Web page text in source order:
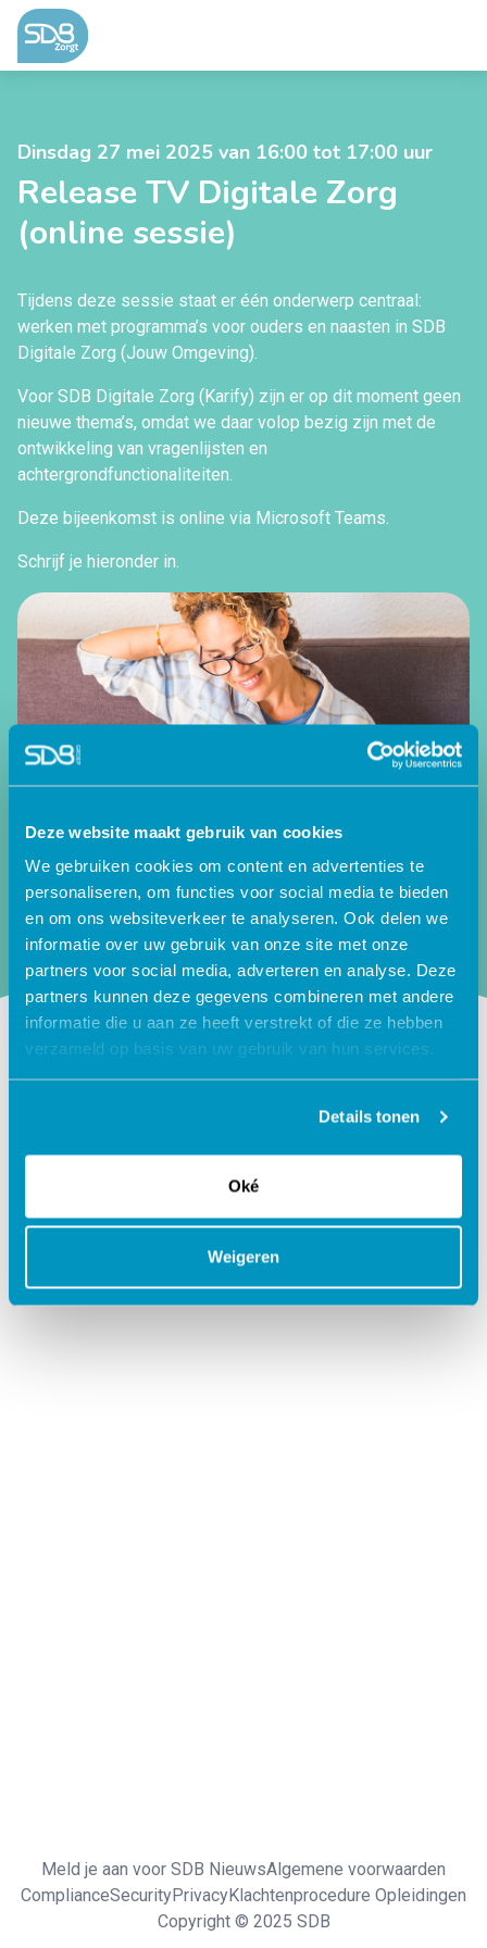
Deze website maakt gebruik van cookies
We gebruiken cookies om content en advertenties te
personaliseren, om functies voor social media te bieden
en om ons websiteverkeer te analyseren. Ook delen we
informatie over uw gebruik van onze site met onze
partners voor social media, adverteren en analyse. Deze
partners kunnen deze gegevens combineren met andere
informatie die u aan ze heeft verstrekt of die ze hebben
verzameld op basis van uw gebruik van hun services.
Details tonen
Oké
Weigeren
Ga naar de inhoud
Dinsdag 27 mei 2025 van 16:00 tot 17:00 uur
Release TV Digitale Zorg
(online sessie)
Tijdens deze sessie staat er één onderwerp centraal:
werken met programma’s voor ouders en naasten in SDB
Digitale Zorg (Jouw Omgeving).
Voor SDB Digitale Zorg (Karify) zijn er op dit moment geen
nieuwe thema’s, omdat we daar volop bezig zijn met de
ontwikkeling van vragenlijsten en
achtergrondfunctionaliteiten.
Deze bijeenkomst is online via Microsoft Teams.
Schrijf je hieronder in.
Schrijf je in
Meld je aan voor SDB NieuwsAlgemene voorwaarden
ComplianceSecurityPrivacyKlachtenprocedure Opleidingen
Copyright © 2025 SDB